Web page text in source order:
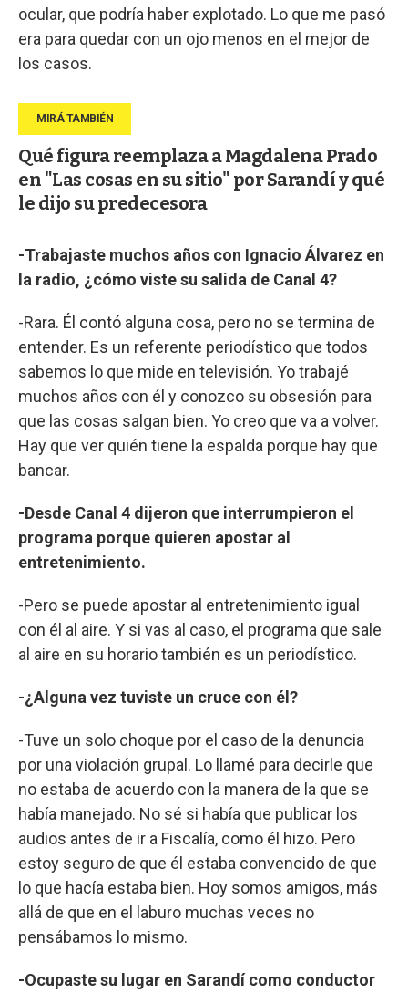
ocular, que podría haber explotado. Lo que me pasó
era para quedar con un ojo menos en el mejor de
los casos.
Qué figura reemplaza a Magdalena Prado
en "Las cosas en su sitio" por Sarandí y qué
le dijo su predecesora
-Trabajaste muchos años con Ignacio Álvarez en
la radio, ¿cómo viste su salida de Canal 4?
-Rara. Él contó alguna cosa, pero no se termina de
entender. Es un referente periodístico que todos
sabemos lo que mide en televisión. Yo trabajé
muchos años con él y conozco su obsesión para
que las cosas salgan bien. Yo creo que va a volver.
Hay que ver quién tiene la espalda porque hay que
bancar.
-Desde Canal 4 dijeron que interrumpieron el
programa porque quieren apostar al
entretenimiento.
-Pero se puede apostar al entretenimiento igual
con él al aire. Y si vas al caso, el programa que sale
al aire en su horario también es un periodístico.
-¿Alguna vez tuviste un cruce con él?
-Tuve un solo choque por el caso de la denuncia
por una violación grupal. Lo llamé para decirle que
no estaba de acuerdo con la manera de la que se
había manejado. No sé si había que publicar los
audios antes de ir a Fiscalía, como él hizo. Pero
estoy seguro de que él estaba convencido de que
lo que hacía estaba bien. Hoy somos amigos, más
allá de que en el laburo muchas veces no
pensábamos lo mismo.
-Ocupaste su lugar en Sarandí como conductor